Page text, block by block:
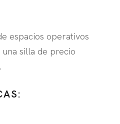
espacios operativos
silla de precio